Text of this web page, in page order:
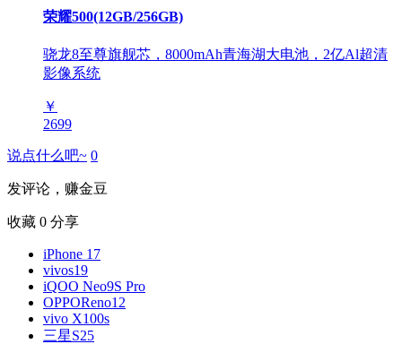
荣耀500(12GB/256GB)
骁龙8至尊旗舰芯，8000mAh青海湖大电池，2亿Al超清
影像系统
￥
2699
说点什么吧~ 0
发评论，赚金豆
收藏 0 分享
iPhone 17
vivos19
iQOO Neo9S Pro
OPPOReno12
vivo X100s
三星S25